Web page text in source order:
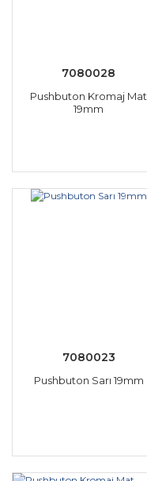
7080028
Pushbuton Kromaj Mat
19mm
7080023
Pushbuton Sarı 19mm